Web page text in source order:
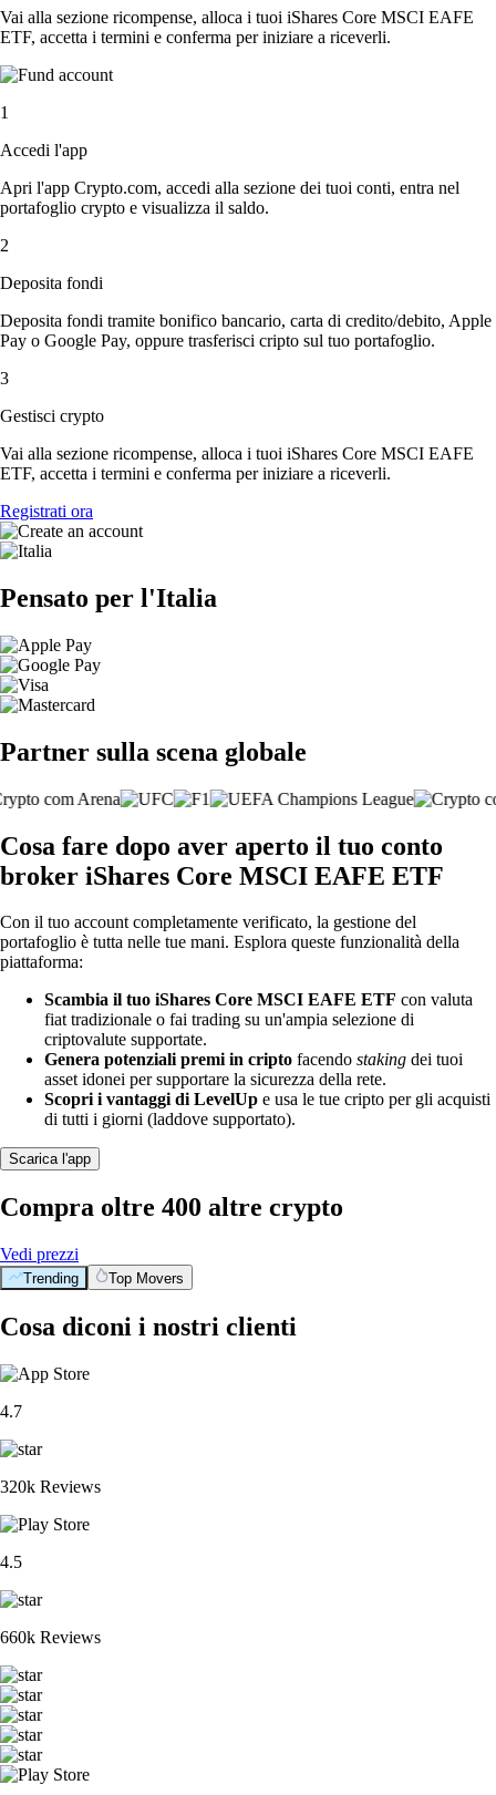
Vai alla sezione ricompense, alloca i tuoi iShares Core MSCI EAFE
ETF, accetta i termini e conferma per iniziare a riceverli.
1
Accedi l'app
Apri l'app Crypto.com, accedi alla sezione dei tuoi conti, entra nel
portafoglio crypto e visualizza il saldo.
2
Deposita fondi
Deposita fondi tramite bonifico bancario, carta di credito/debito, Apple
Pay o Google Pay, oppure trasferisci cripto sul tuo portafoglio.
3
Gestisci crypto
Vai alla sezione ricompense, alloca i tuoi iShares Core MSCI EAFE
ETF, accetta i termini e conferma per iniziare a riceverli.
Registrati ora
Pensato per l'Italia
Partner sulla scena globale
Cosa fare dopo aver aperto il tuo conto
broker iShares Core MSCI EAFE ETF
Con il tuo account completamente verificato, la gestione del
portafoglio è tutta nelle tue mani. Esplora queste funzionalità della
piattaforma:
Scambia il tuo iShares Core MSCI EAFE ETF con valuta
fiat tradizionale o fai trading su un'ampia selezione di
criptovalute supportate.
Genera potenziali premi in cripto facendo staking dei tuoi
asset idonei per supportare la sicurezza della rete.
Scopri i vantaggi di LevelUp e usa le tue cripto per gli acquisti
di tutti i giorni (laddove supportato).
Scarica l'app
Compra oltre 400 altre crypto
Vedi prezzi
Trending Top Movers
Cosa diconi i nostri clienti
4.7
320k Reviews
4.5
660k Reviews